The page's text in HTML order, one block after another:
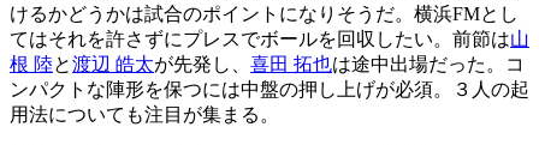
けるかどうかは試合のポイントになりそうだ。横浜FMとし
てはそれを許さずにプレスでボールを回収したい。前節は山
根 陸と渡辺 皓太が先発し、 喜田 拓也は途中出場だった。コ
ンパクトな陣形を保つには中盤の押し上げが必須。３人の起
用法についても注目が集まる。